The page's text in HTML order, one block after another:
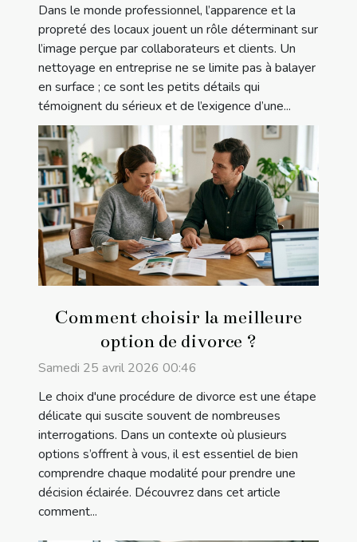
Dans le monde professionnel, l’apparence et la
propreté des locaux jouent un rôle déterminant sur
l’image perçue par collaborateurs et clients. Un
nettoyage en entreprise ne se limite pas à balayer
en surface ; ce sont les petits détails qui
témoignent du sérieux et de l’exigence d’une...
Comment choisir la meilleure
option de divorce ?
Samedi 25 avril 2026 00:46
Le choix d'une procédure de divorce est une étape
délicate qui suscite souvent de nombreuses
interrogations. Dans un contexte où plusieurs
options s’offrent à vous, il est essentiel de bien
comprendre chaque modalité pour prendre une
décision éclairée. Découvrez dans cet article
comment...